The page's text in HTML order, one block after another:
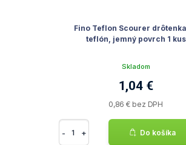
Fino Teflon Scourer
teflón, jemný povrch 1 kus
Skladom
1,04 €
0,86 € bez DPH
- + Do košíka